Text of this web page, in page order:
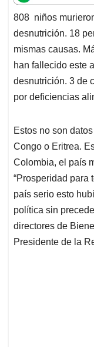
t
A
p
p
e
b
o
o
k
k
e
d
I
n
808 niños
desnutrición. 18
mismas causas.
han fallecido este
desnutrición. 3 de
por deficiencias
Estos no son
Congo o Eritrea.
Colombia, el país
“Prosperidad para
país serio esto
política sin
directores de
Presidente de la